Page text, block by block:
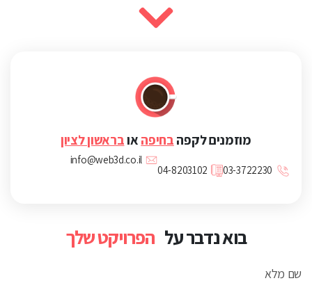
בוא נדבר על הפרויקט שלך
שם מלא
מוזמנים לקפה בחיפה אובראשון לציון
03-3722230
04-8203102
info@web3d.co.il